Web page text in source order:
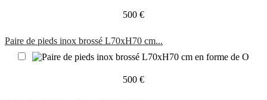
500 €
Paire de pieds inox brossé L70xH70 cm...
500 €